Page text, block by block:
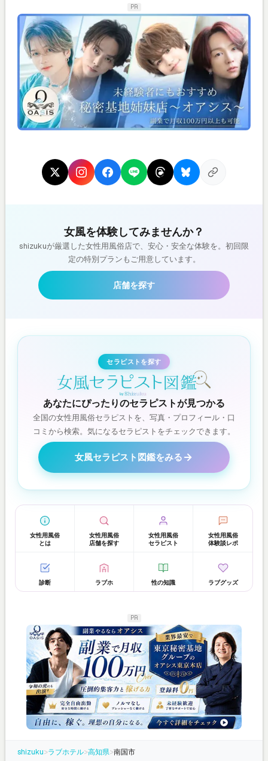
PR
女風を体験してみませんか？
shizukuが厳選した女性用風俗店で、安心・安全な体験を。初回限
定の特別プランもご用意しています。
店舗を探す
セラピストを探す
あなたにぴったりのセラピストが見つかる
全国の女性用風俗セラピストを、写真・プロフィール・口
コミから検索。気になるセラピストをチェックできます。
女風セラピスト図鑑をみる
女性用風俗
とは
女性用風俗
店舗を探す
女性用風俗
セラピスト
女性用風俗
体験談レポ
診断 ラブホ 性の知識 ラブグッズ
PR
shizuku>ラブホテル>高知県>南国市